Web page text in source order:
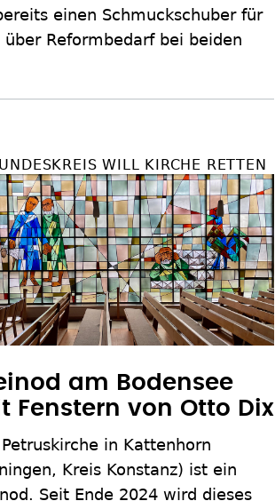
einen Schmuckschuber für
Reformbedarf bei beiden
WILL KIRCHE RETTEN
am Bodensee
Fenstern von Otto Dix
in Kattenhorn
Kreis Konstanz) ist ein
Seit Ende 2024 wird dieses